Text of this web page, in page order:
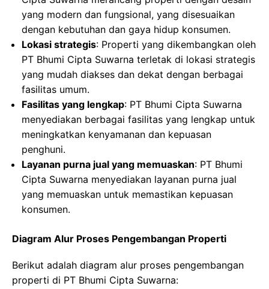
yang modern dan fungsional, yang disesuaikan
dengan kebutuhan dan gaya hidup konsumen.
Lokasi strategis: Properti yang dikembangkan oleh
PT Bhumi Cipta Suwarna terletak di lokasi strategis
yang mudah diakses dan dekat dengan berbagai
fasilitas umum.
Fasilitas yang lengkap: PT Bhumi Cipta Suwarna
menyediakan berbagai fasilitas yang lengkap untuk
meningkatkan kenyamanan dan kepuasan
penghuni.
Layanan purna jual yang memuaskan: PT Bhumi
Cipta Suwarna menyediakan layanan purna jual
yang memuaskan untuk memastikan kepuasan
konsumen.
Diagram Alur Proses Pengembangan Properti
Berikut adalah diagram alur proses pengembangan
properti di PT Bhumi Cipta Suwarna: